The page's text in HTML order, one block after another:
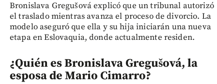
Bronislava Gregušová explicó que un tribunal autorizó
el traslado mientras avanza el proceso de divorcio. La
modelo aseguró que ella y su hija iniciarán una nueva
etapa en Eslovaquia, donde actualmente residen.
¿Quién es Bronislava Gregušová, la
esposa de Mario Cimarro?